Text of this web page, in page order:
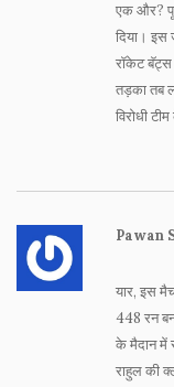
एक और?
दिया। इस
रॉकेट बॅट्स
तड़का तब
विरोधी
Pawan
यार, इस
448 रन
के मैदान में
राहुल की